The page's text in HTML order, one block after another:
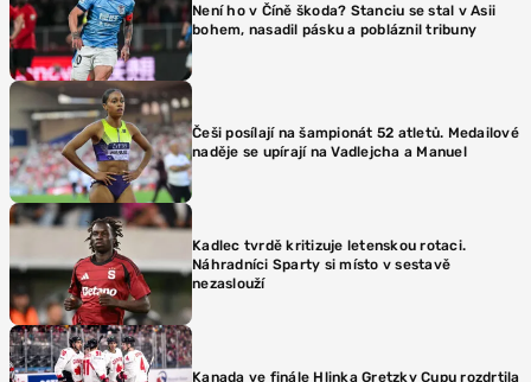
Není ho v Číně škoda? Stanciu se stal v Asii
bohem, nasadil pásku a pobláznil tribuny
Češi posílají na šampionát 52 atletů. Medailové
naděje se upírají na Vadlejcha a Manuel
Kadlec tvrdě kritizuje letenskou rotaci.
Náhradníci Sparty si místo v sestavě
nezaslouží
Kanada ve finále Hlinka Gretzky Cupu rozdrtila